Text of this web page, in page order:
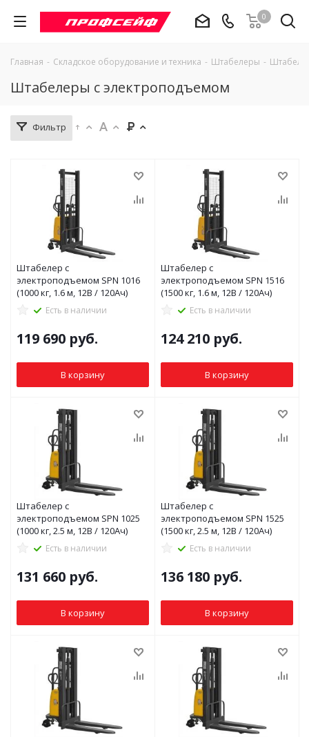
0
Главная - Складское оборудование и техника - Штабелеры -
Штабелеры с электроподъемом
Фильтр
Штабелер с
электроподъемом SPN 1016
(1000 кг, 1.6 м, 12В / 120Ач)
Есть в наличии
119 690 руб.
В корзину
Штабелер с
электроподъемом SPN 1516
(1500 кг, 1.6 м, 12В / 120Ач)
Есть в наличии
124 210 руб.
В корзину
Штабелер с
электроподъемом SPN 1025
(1000 кг, 2.5 м, 12В / 120Ач)
Есть в наличии
131 660 руб.
В корзину
Штабелер с
электроподъемом SPN 1525
(1500 кг, 2.5 м, 12В / 120Ач)
Есть в наличии
136 180 руб.
В корзину